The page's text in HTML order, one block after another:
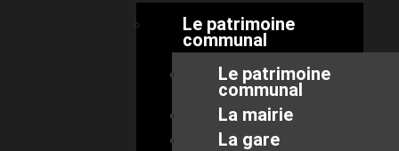
Le patrimoine
communal
Le patrimoine
communal
La mairie
La gare